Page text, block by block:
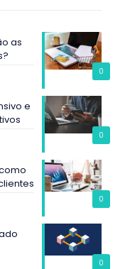
0
as
0
e
0
0